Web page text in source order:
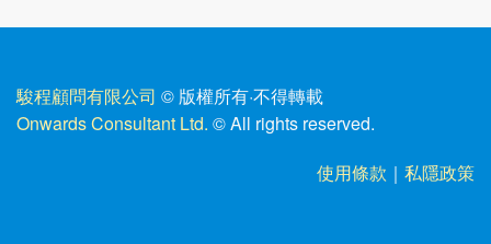
駿程顧問有限公司 © 版權所有·不得轉載
Onwards Consultant Ltd. © All rights reserved.
使用條款 ｜ 私隱政策